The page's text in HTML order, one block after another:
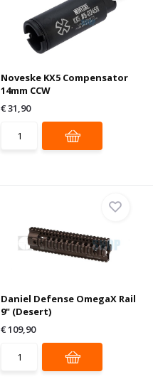
Noveske KX5 Compensator
14mm CCW
€ 31,90
Daniel Defense OmegaX Rail
9" (Desert)
€ 109,90